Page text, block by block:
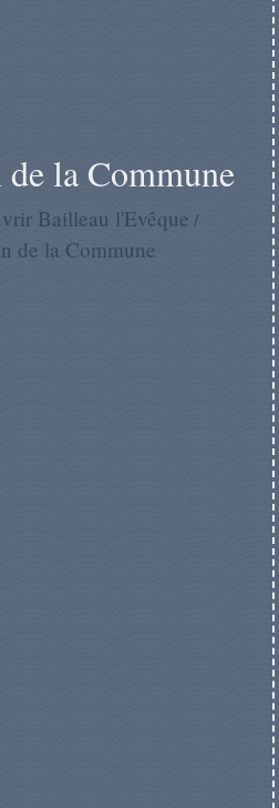
la Commune
Bailleau l'Evêque /
de la Commune